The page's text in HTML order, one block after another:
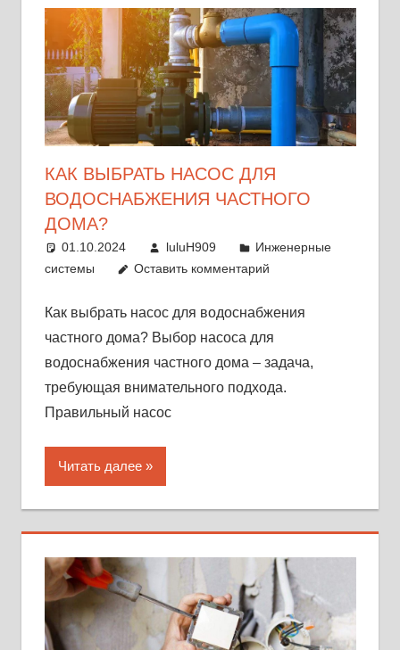
КАК ВЫБРАТЬ НАСОС ДЛЯ
ВОДОСНАБЖЕНИЯ ЧАСТНОГО
ДОМА?
01.10.2024 luluH909
Инженерные
системы
Оставить комментарий
Как выбрать насос для водоснабжения
частного дома? Выбор насоса для
водоснабжения частного дома – задача,
требующая внимательного подхода.
Правильный насос
Читать далее